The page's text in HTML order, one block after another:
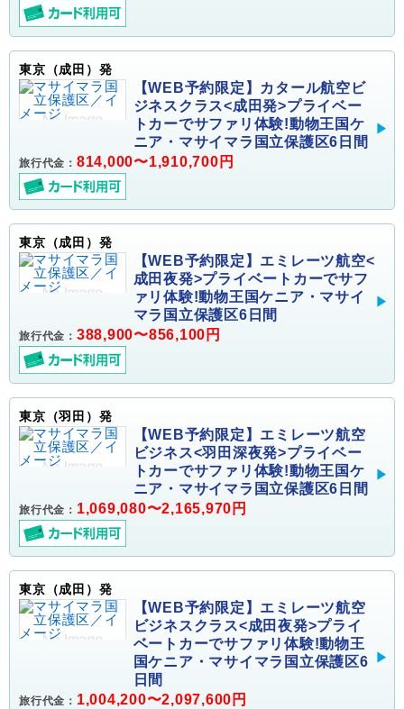
東京（成田）発
【WEB予約限定】カタール航空ビ
ジネスクラス<成田発>プライベー
トカーでサファリ体験!動物王国ケ
ニア・マサイマラ国立保護区6日間
旅行代金： 814,000〜1,910,700円
東京（成田）発
【WEB予約限定】エミレーツ航空<
成田夜発>プライベートカーでサフ
ァリ体験!動物王国ケニア・マサイ
マラ国立保護区6日間
旅行代金： 388,900〜856,100円
東京（羽田）発
【WEB予約限定】エミレーツ航空
ビジネス<羽田深夜発>プライベー
トカーでサファリ体験!動物王国ケ
ニア・マサイマラ国立保護区6日間
旅行代金： 1,069,080〜2,165,970円
東京（成田）発
【WEB予約限定】エミレーツ航空
ビジネスクラス<成田夜発>プライ
ベートカーでサファリ体験!動物王
国ケニア・マサイマラ国立保護区6
日間
旅行代金： 1,004,200〜2,097,600円